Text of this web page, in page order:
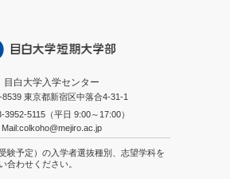
目白大学入学センター
8539 東京都新宿区中落合4-31-1
3952-5115（平日 9:00～17:00）
Mail:colkoho@mejiro.ac.jp
験予定）の入学者選抜種別、志望学科を
合わせください。